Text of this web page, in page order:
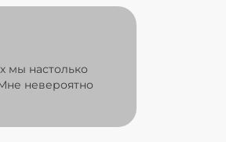
мы настолько
невероятно